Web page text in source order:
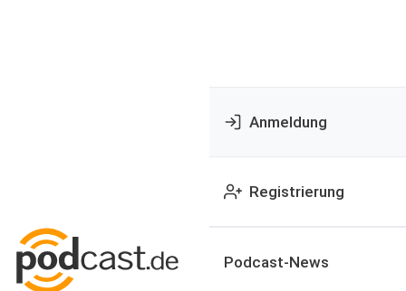
Anmeldung
Registrierung
Podcast-News